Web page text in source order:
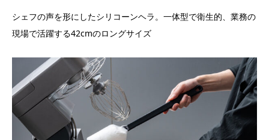
シェフの声を形にしたシリコーンヘラ。一体型で衛生的、業務の
現場で活躍する42cmのロングサイズ